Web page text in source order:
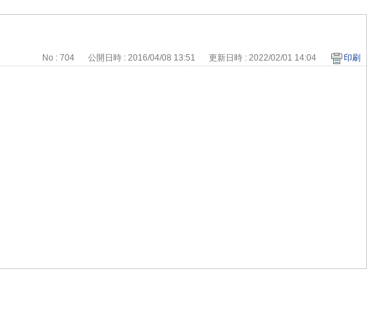
No : 704 公開日時 : 2016/04/08 13:51 更新日時 : 2022/02/01 14:04 印刷